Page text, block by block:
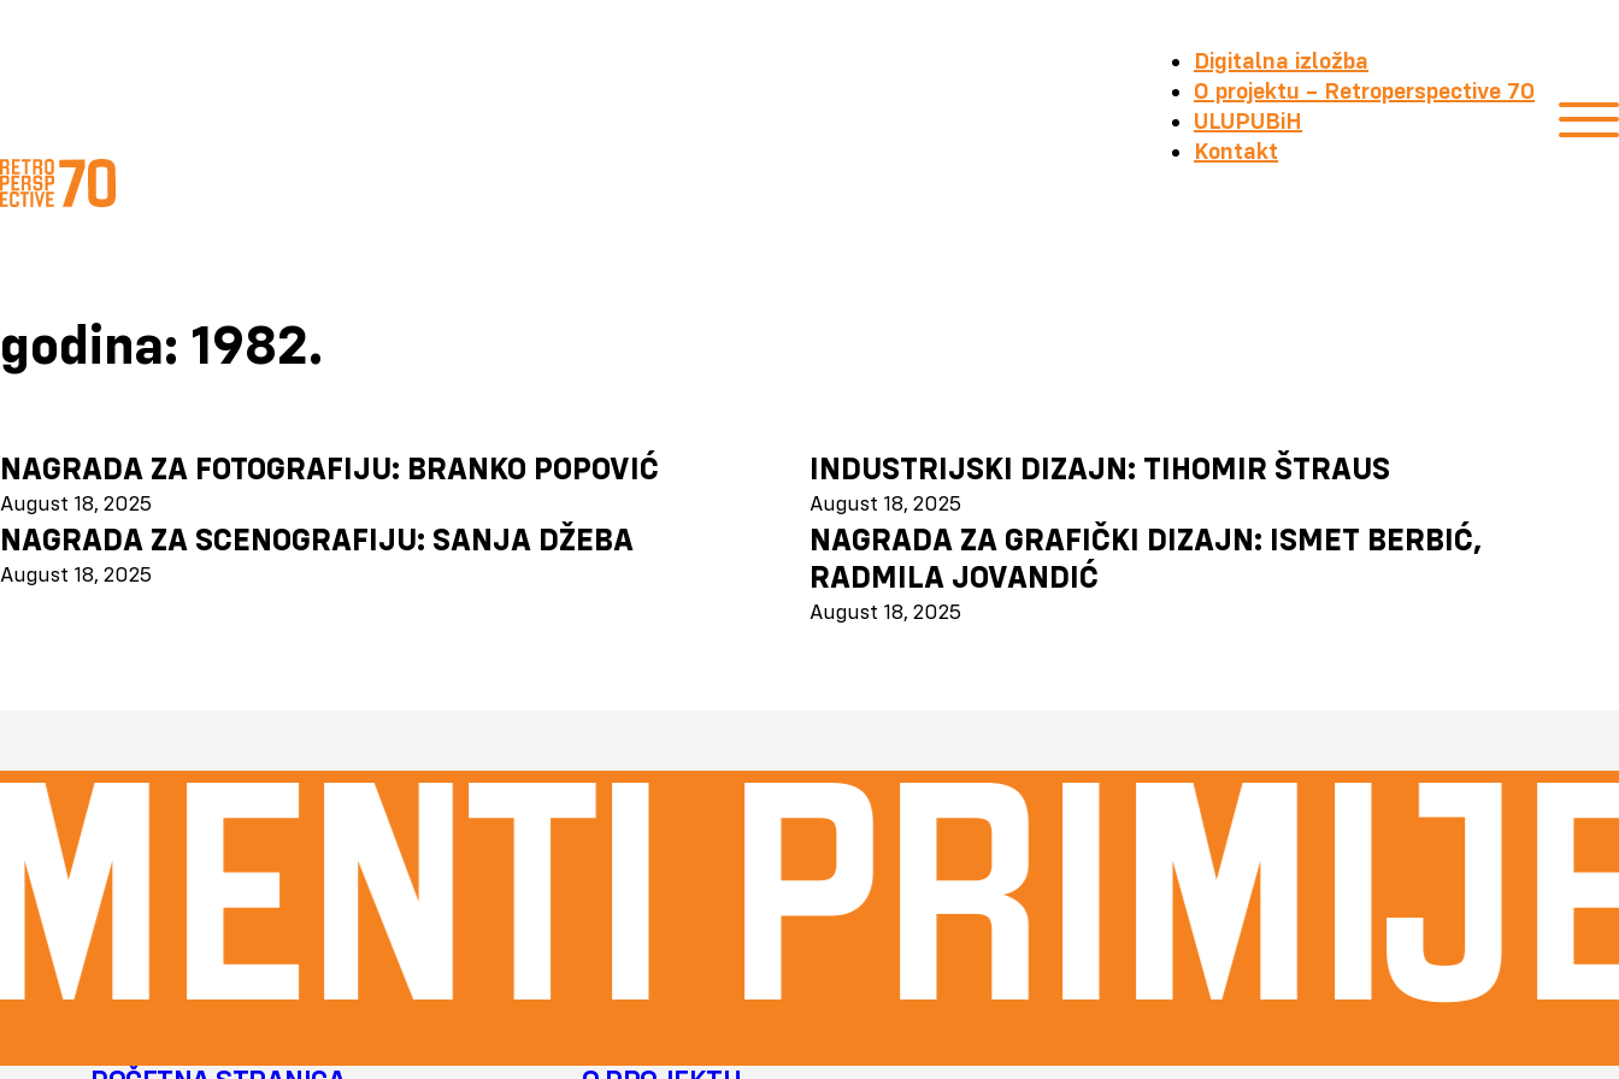
Digitalna izložba
O projektu – Retroperspective 70
ULUPUBiH
Kontakt
godina: 1982.
NAGRADA ZA FOTOGRAFIJU: BRANKO POPOVIĆ
August 18, 2025
INDUSTRIJSKI DIZAJN: TIHOMIR ŠTRAUS
August 18, 2025
NAGRADA ZA SCENOGRAFIJU: SANJA DŽEBA
August 18, 2025
NAGRADA ZA GRAFIČKI DIZAJN: ISMET BERBIĆ,
RADMILA JOVANDIĆ
August 18, 2025